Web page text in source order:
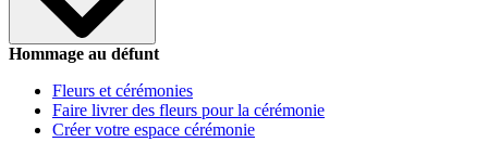
Hommage au défunt
Fleurs et cérémonies
Faire livrer des fleurs pour la cérémonie
Créer votre espace cérémonie